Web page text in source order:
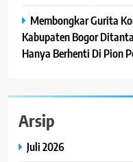
Membongkar Gurita
Kabupaten Bogor
Hanya Berhenti Di Pion
Arsip
Juli 2026